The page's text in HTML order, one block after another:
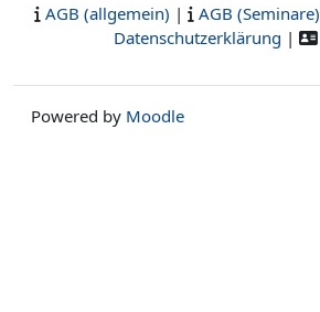
AGB (allgemein) | AGB (Seminare)
Datenschutzerklärung |
Powered by Moodle